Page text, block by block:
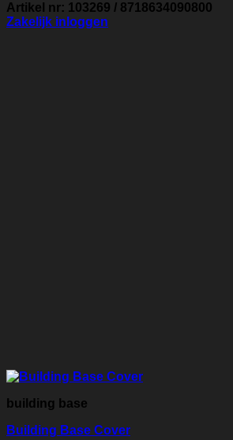
Artikel nr: 103269 / 8718634090800
Zakelijk inloggen
building base
Building Base Cover